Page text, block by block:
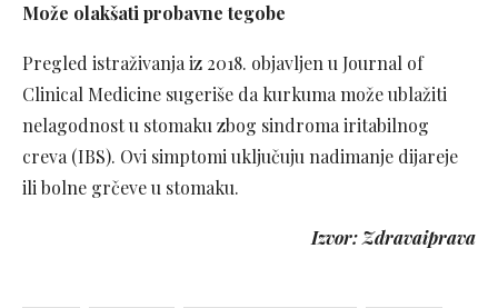
Može olakšati probavne tegobe
Pregled istraživanja iz 2018. objavljen u Journal of
Clinical Medicine sugeriše da kurkuma može ublažiti
nelagodnost u stomaku zbog sindroma iritabilnog
creva (IBS). Ovi simptomi uključuju nadimanje dijareje
ili bolne grčeve u stomaku.
Izvor: Zdravaiprava